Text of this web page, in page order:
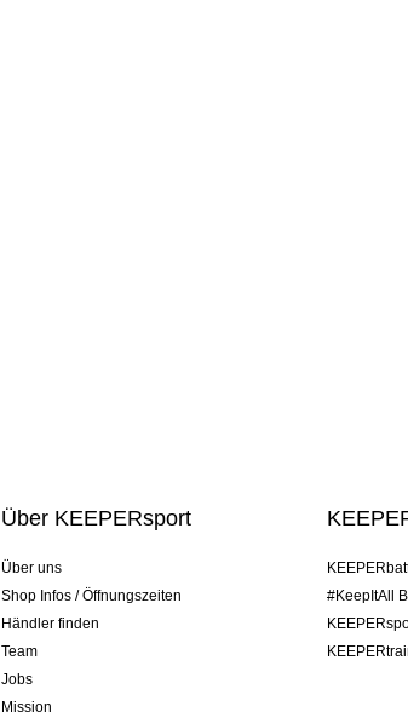
Über KEEPERsport
Über uns
Shop Infos / Öffnungszeiten
Händler finden
Team
Jobs
Mission
#KeepItAll